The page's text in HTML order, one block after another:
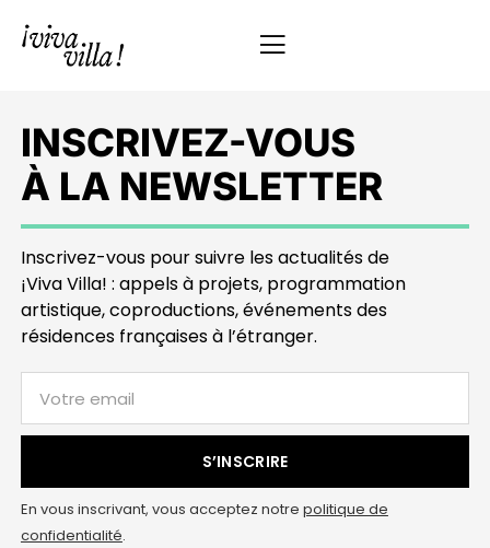
INSCRIVEZ-VOUS
À LA NEWSLETTER
Inscrivez-vous pour suivre les actualités de
¡Viva Villa! : appels à projets, programmation
artistique, coproductions, événements des
résidences françaises à l’étranger.
S’INSCRIRE
En vous inscrivant, vous acceptez notre politique de
confidentialité.